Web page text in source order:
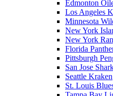
Edmonton
Los Angeles
Minnesota
New York
New York
Florida
Pittsburgh
San Jose
Seattle Kraken
St. Louis